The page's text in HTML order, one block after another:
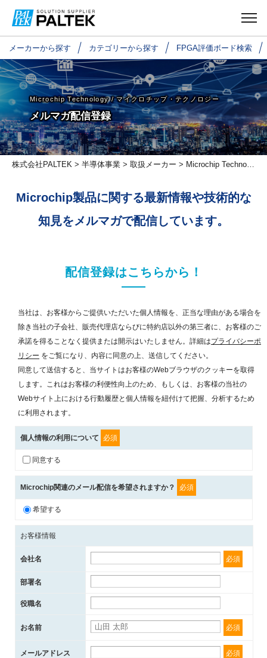
メーカーから探す カテゴリーから探す FPGA評価ボード検索
株式会社PALTEK > 半導体事業 > 取扱メーカー > Microchip Technology/マイクロチップ・テクノロジー
Microchip Technology /マイクロチップ・テクノロジー
メルマガ配信登録
Microchip製品に関する最新情報や技術的な
知見をメルマガで配信しています。
配信登録はこちらから！
当社は、お客様からご提供いただいた個人情報を、正当な理由がある場合を
除き当社の子会社、販売代理店ならびに特約店以外の第三者に、お客様のご
承諾を得ることなく提供または開示はいたしません。詳細はプライバシーポ
リシー をご覧になり、内容に同意の上、送信してください。
同意して送信すると、当サイトはお客様のWebブラウザのクッキーを取得
します。これはお客様の利便性向上のため、もしくは、お客様の当社の
Webサイト上における行動履歴と個人情報を紐付けて把握、分析するため
に利用されます。
個人情報の利用について 必須
同意する
Microchip関連のメール配信を希望されますか？ 必須
希望する
お客様情報
会社名 必須
部署名
役職名
お名前 必須
メールアドレス 必須